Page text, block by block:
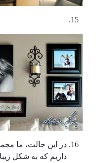
در این حالت، ما
داریم که به شکل